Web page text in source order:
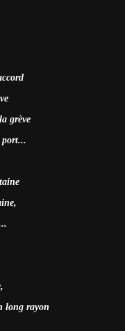
grève
port...
long rayon